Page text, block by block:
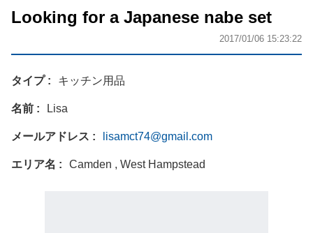
Looking for a Japanese nabe set
2017/01/06 15:23:22
タイプ キッチン用品
名前 Lisa
メールアドレス lisamct74@gmail.com
エリア名 Camden , West Hampstead